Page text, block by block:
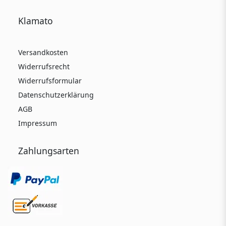
Klamato
Versandkosten
Widerrufsrecht
Widerrufsformular
Datenschutzerklärung
AGB
Impressum
Zahlungsarten